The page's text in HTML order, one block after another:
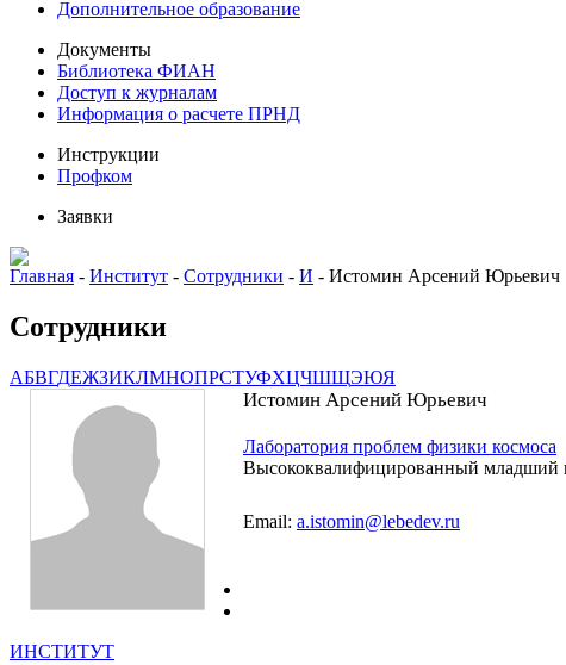
Дополнительное образование
Документы
Библиотека ФИАН
Доступ к журналам
Информация о расчете ПРНД
Инструкции
Профком
Заявки
Главная - Институт - Сотрудники - И - Истомин Арсений Юрьевич
Сотрудники
АБВГДЕЖЗИКЛМНОПРСТУФХЦЧШЩЭЮЯ
Истомин Арсений Юрьевич
Лаборатория проблем физики космоса
Высококвалифицированный младший
Email: a.istomin@lebedev.ru
ИНСТИТУТ